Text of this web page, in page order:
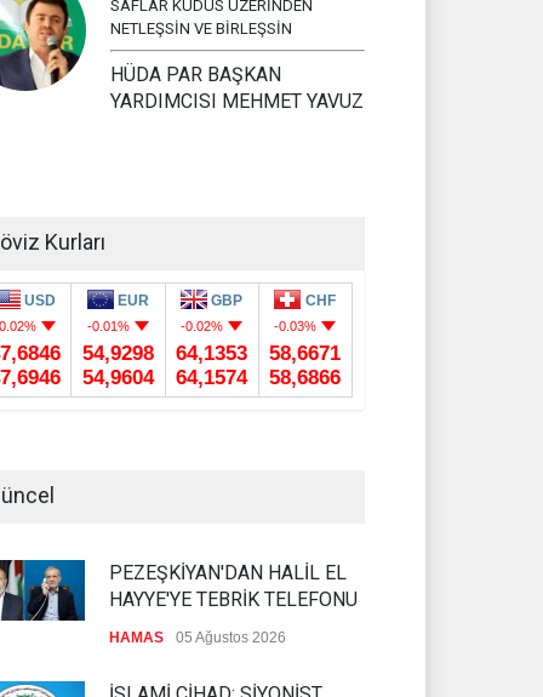
SAFLAR KUDÜS ÜZERİNDEN
NETLEŞSİN VE BİRLEŞSİN
HÜDA PAR BAŞKAN
YARDIMCISI MEHMET YAVUZ
Kurları
PEZEŞKİYAN'DAN HALİL EL
HAYYE'YE TEBRİK TELEFONU
HAMAS 05 Ağustos 2026